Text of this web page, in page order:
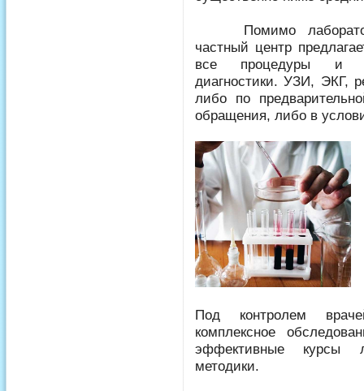
Помимо
частный центр
все процедуры и
диагностики. УЗИ, ЭКГ,
либо по
обращения, либо в
Под контролем
комплексное
эффективные курсы
методики.